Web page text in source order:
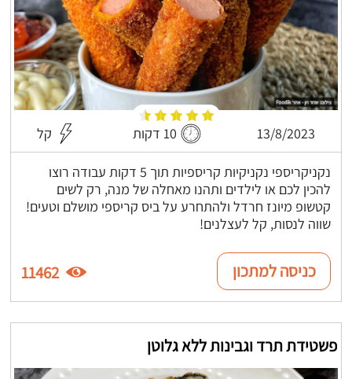
13/8/2023 10 דקות קל
נקניקריספי נקניקיות קריספיות תוך 5 דקות עבודה רוצו
להכין לכם או לילדים ותהנו מאחלה של מנה, רק לשים
קטשופ מיונז חרדל ולהתחרע על ביס קריספי מושלם וטעים!
שווה לנסות, קל לעצלנים!
כניסה למתכון 11462
פשטידת תרד וגבינות ללא גלוטן